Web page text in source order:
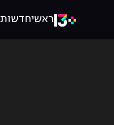
ראשיחדשות 13